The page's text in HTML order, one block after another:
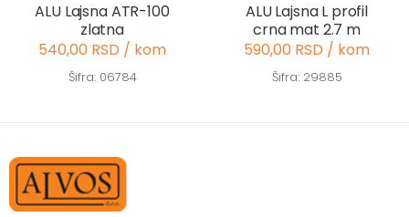
ALU Lajsna ATR-100
zlatna
540,00 RSD / kom
Šifra: 06784
ALU Lajsna L profil
crna mat 2.7 m
590,00 RSD / kom
Šifra: 29885